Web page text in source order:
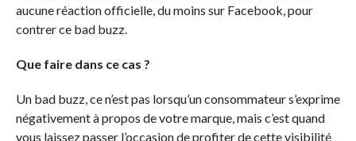
aucune réaction officielle, du moins sur Facebook, pour
contrer ce bad buzz.
Que faire dans ce cas ?
Un bad buzz, ce n’est pas lorsqu’un consommateur s’exprime
négativement à propos de votre marque, mais c’est quand
vous laissez passer l’occasion de profiter de cette visibilité